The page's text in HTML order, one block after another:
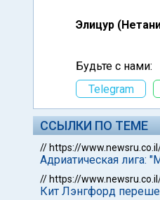
Элицур
Будьте с нами:
Telegram
ССЫЛКИ ПО ТЕМЕ
// https://
Адриатическая лига:
// https://
Кит Лэнгфорд